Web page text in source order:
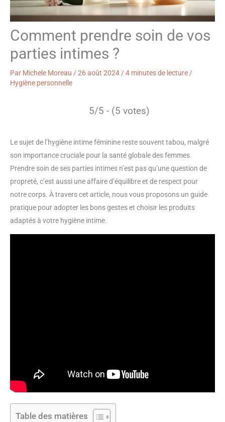
Comment prendre soin de vos
parties intimes ?
Par Michele Moreau /26 août 2024 /4 minutes de lecture /
Hygiène personnelle
5/5 - (5 votes)
Le sujet de l’hygiène intime féminine reste souvent tabou, malgré
son importance cruciale pour la santé globale des femmes.
Prendre soin de ses parties intimes n’est pas qu’une question de
propreté, c’est aussi une affaire d’équilibre et de respect pour
notre corps. À travers cet article, nous vous proposons un guide
pratique pour adopter les bons gestes et choisir les produits
adaptés à votre hygiène intime.
Table des matières